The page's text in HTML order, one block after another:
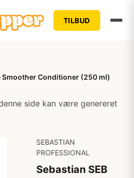
TILBUD
Smoother Conditioner (250 ml)
side kan være genereret
SEBASTIAN
PROFESSIONAL
Sebastian SEB